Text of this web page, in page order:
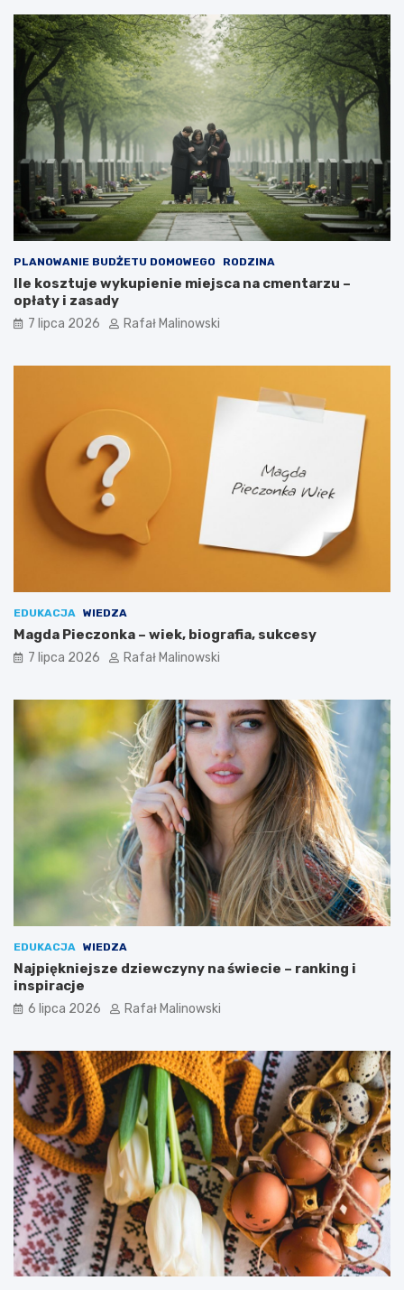
PLANOWANIE BUDŻETU DOMOWEGO RODZINA
Ile kosztuje wykupienie miejsca na cmentarzu –
opłaty i zasady
7 lipca 2026 Rafał Malinowski
EDUKACJA WIEDZA
Magda Pieczonka – wiek, biografia, sukcesy
7 lipca 2026 Rafał Malinowski
EDUKACJA WIEDZA
Najpiękniejsze dziewczyny na świecie – ranking i
inspiracje
6 lipca 2026 Rafał Malinowski